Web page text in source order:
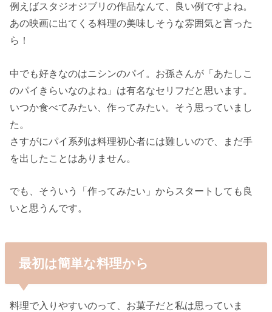
例えばスタジオジブリの作品なんて、良い例ですよね。
あの映画に出てくる料理の美味しそうな雰囲気と言った
ら！
中でも好きなのはニシンのパイ。お孫さんが「あたしこ
のパイきらいなのよね」は有名なセリフだと思います。
いつか食べてみたい、作ってみたい。そう思っていまし
た。
さすがにパイ系列は料理初心者には難しいので、まだ手
を出したことはありません。
でも、そういう「作ってみたい」からスタートしても良
いと思うんです。
最初は簡単な料理から
料理で入りやすいのって、お菓子だと私は思っていま